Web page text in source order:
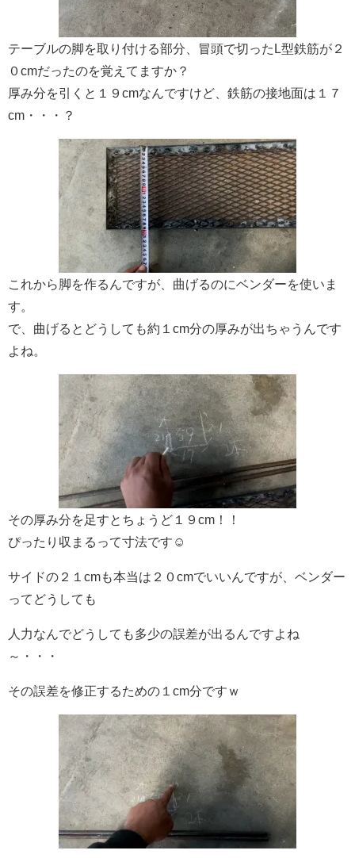
テーブルの脚を取り付ける部分、冒頭で切ったL型鉄筋が２
０cmだったのを覚えてますか？
厚み分を引くと１９cmなんですけど、鉄筋の接地面は１７
cm・・・？
これから脚を作るんですが、曲げるのにベンダーを使いま
す。
で、曲げるとどうしても約１cm分の厚みが出ちゃうんです
よね。
その厚み分を足すとちょうど１９cm！！
ぴったり収まるって寸法です☺
サイドの２１cmも本当は２０cmでいいんですが、ベンダー
ってどうしても
人力なんでどうしても多少の誤差が出るんですよね
～・・・
その誤差を修正するための１cm分ですｗ